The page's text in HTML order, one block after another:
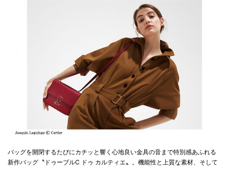
バッグを開閉するたびにカチッと響く心地良い金具の音まで特別感あふれる
新作バッグ〝ドゥーブルC ドゥ カルティエ〟。機能性と上質な素材、そして